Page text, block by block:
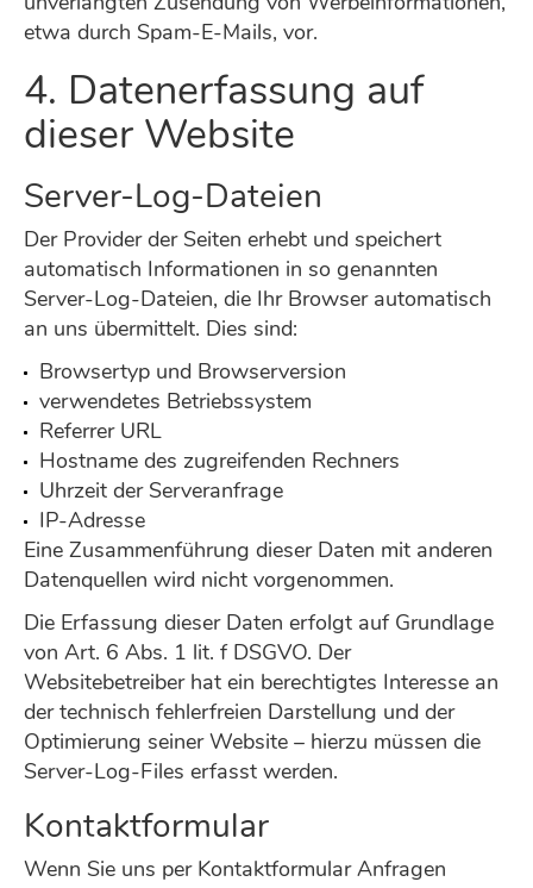
etwa durch Spam-E-Mails, vor.
4. Datenerfassung auf
dieser Website
Server-Log-Dateien
Der Provider der Seiten erhebt und speichert
automatisch Informationen in so genannten
Server-Log-Dateien, die Ihr Browser automatisch
an uns übermittelt. Dies sind:
Browsertyp und Browserversion
verwendetes Betriebssystem
Referrer URL
Hostname des zugreifenden Rechners
Uhrzeit der Serveranfrage
IP-Adresse
Eine Zusammenführung dieser Daten mit anderen
Datenquellen wird nicht vorgenommen.
Die Erfassung dieser Daten erfolgt auf Grundlage
von Art. 6 Abs. 1 lit. f DSGVO. Der
Websitebetreiber hat ein berechtigtes Interesse an
der technisch fehlerfreien Darstellung und der
Optimierung seiner Website – hierzu müssen die
Server-Log-Files erfasst werden.
Kontaktformular
Wenn Sie uns per Kontaktformular Anfragen